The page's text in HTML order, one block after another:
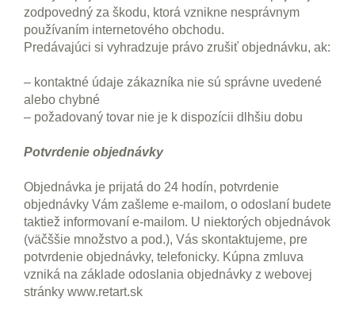
zodpovedný za škodu, ktorá vznikne nesprávnym
používaním internetového obchodu.
Predávajúci si vyhradzuje právo zrušiť objednávku, ak:
– kontaktné údaje zákazníka nie sú správne uvedené
alebo chybné
– požadovaný tovar nie je k dispozícii dlhšiu dobu
Potvrdenie objednávky
Objednávka je prijatá do 24 hodín, potvrdenie
objednávky Vám zašleme e-mailom, o odoslaní budete
taktiež informovaní e-mailom. U niektorých objednávok
(väčššie množstvo a pod.), Vás skontaktujeme, pre
potvrdenie objednávky, telefonicky. Kúpna zmluva
vzniká na základe odoslania objednávky z webovej
stránky www.retart.sk